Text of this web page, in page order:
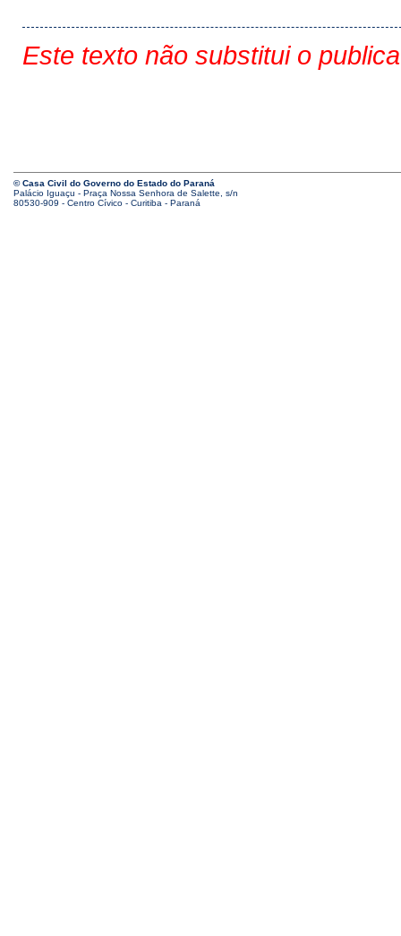
Este texto não substitui o
© Casa Civil do Governo do Estado do Paraná
Palácio Iguaçu - Praça Nossa Senhora de Salette, s/n
80530-909 - Centro Cívico - Curitiba - Paraná